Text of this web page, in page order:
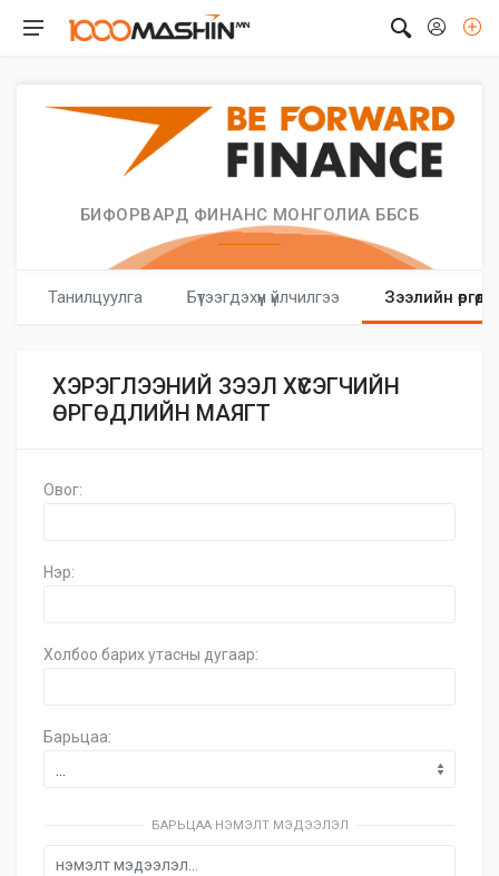
БИФОРВАРД ФИНАНС МОНГОЛИА ББСБ
Танилцуулга Бүтээгдэхүүн үйлчилгээ Зээлийн өргөдөл
ХЭРЭГЛЭЭНИЙ ЗЭЭЛ ХҮСЭГЧИЙН
ӨРГӨДЛИЙН МАЯГТ
Овог:
Нэр:
Холбоо барих утасны дугаар:
Барьцаа:
БАРЬЦАА НЭМЭЛТ МЭДЭЭЛЭЛ